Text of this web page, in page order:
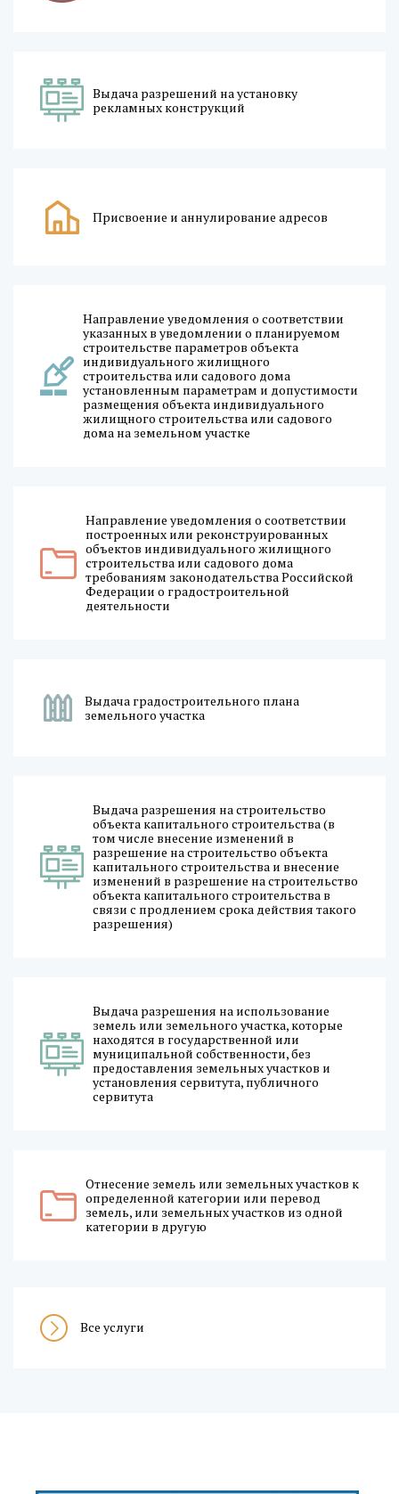
Выдача разрешений на установку
рекламных конструкций
Присвоение и аннулирование адресов
Направление уведомления о соответствии
указанных в уведомлении о планируемом
строительстве параметров объекта
индивидуального жилищного
строительства или садового дома
установленным параметрам и допустимости
размещения объекта индивидуального
жилищного строительства или садового
дома на земельном участке
Направление уведомления о соответствии
построенных или реконструированных
объектов индивидуального жилищного
строительства или садового дома
требованиям законодательства Российской
Федерации о градостроительной
деятельности
Выдача градостроительного плана
земельного участка
Выдача разрешения на строительство
объекта капитального строительства (в
том числе внесение изменений в
разрешение на строительство объекта
капитального строительства и внесение
изменений в разрешение на строительство
объекта капитального строительства в
связи с продлением срока действия такого
разрешения)
Выдача разрешения на использование
земель или земельного участка, которые
находятся в государственной или
муниципальной собственности, без
предоставления земельных участков и
установления сервитута, публичного
сервитута
Отнесение земель или земельных участков к
определенной категории или перевод
земель, или земельных участков из одной
категории в другую
Все услуги